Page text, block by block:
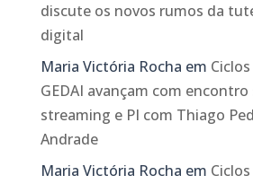
discute os novos rumos da
digital
Maria Victória Rocha em
GEDAI avançam com encontro
streaming e PI com Thiago
Andrade
Maria Victória Rocha em